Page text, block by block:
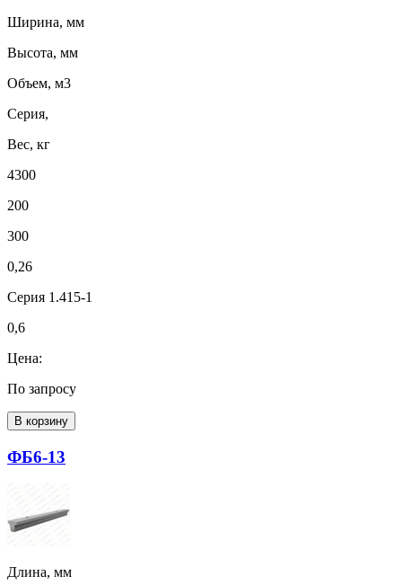
Ширина, мм
Высота, мм
Объем, м3
Серия,
Вес, кг
4300
200
300
0,26
Серия 1.415-1
0,6
Цена:
По запросу
В корзину
ФБ6-13
Длина, мм